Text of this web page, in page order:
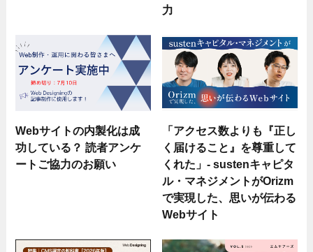
力
Webサイトの内製化は成
功している？ 読者アンケ
ートご協力のお願い
「アクセス数よりも『正し
く届けること』を尊重して
くれた」- sustenキャピタ
ル・マネジメントがOrizm
で実現した、思いが伝わる
Webサイト